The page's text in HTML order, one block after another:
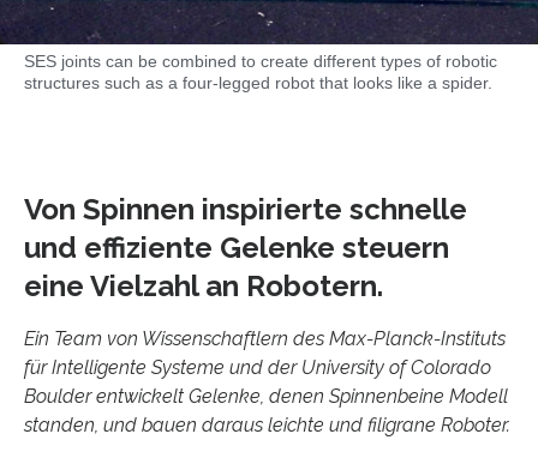
SES joints can be combined to create different types of robotic
structures such as a four-legged robot that looks like a spider.
Von Spinnen inspirierte schnelle
und effiziente Gelenke steuern
eine Vielzahl an Robotern.
Ein Team von Wissenschaftlern des Max-Planck-Instituts
für Intelligente Systeme und der University of Colorado
Boulder entwickelt Gelenke, denen Spinnenbeine Modell
standen, und bauen daraus leichte und filigrane Roboter.